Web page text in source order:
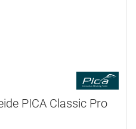
PICA Classic Pro